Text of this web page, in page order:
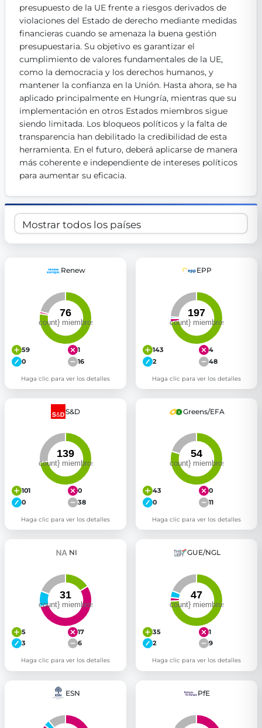
Get Involved
Become a member:Join us to advance digital democracy
Volunteer:Contribute your skills in technology, design,
Support democracy:Help us strengthen accountability
presupuesto de la UE frente a riesgos derivados de
violaciones del Estado de derecho mediante medidas
financieras cuando se amenaza la buena gestión
presupuestaria. Su objetivo es garantizar el
cumplimiento de valores fundamentales de la UE,
como la democracia y los derechos humanos, y
mantener la confianza en la Unión. Hasta ahora, se ha
aplicado principalmente en Hungría, mientras que su
implementación en otros Estados miembros sigue
siendo limitada. Los bloqueos políticos y la falta de
transparencia han debilitado la credibilidad de esta
herramienta. En el futuro, deberá aplicarse de manera
más coherente e independiente de intereses políticos
para aumentar su eficacia.
Renew
59
1
0
16
Haga clic para ver los detalles
EPP
143
4
2
48
Haga clic para ver los detalles
S&D
101
0
0
38
Haga clic para ver los detalles
Greens/EFA
43
0
0
11
Haga clic para ver los detalles
NI
5
17
3
6
Haga clic para ver los detalles
GUE/NGL
35
1
2
9
Haga clic para ver los detalles
ESN PfE